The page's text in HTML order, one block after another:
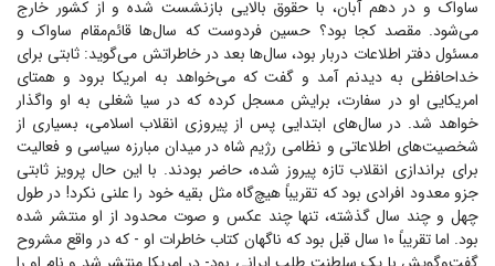
ساواک و در دهم آبان، با حقوق بالایی بازنشست شده و از کشور خارج
می‌شود. مقصد کجا بود؟ حسین فردوست که سال‌ها قائم‌مقام ساواک و
مسئول دفتر اطلاعات دربار بود، سال‌ها بعد در خاطراتش می‌گوید: ثابتی برای
خداحافظی به دیدنم آمد و گفت که می‌خواهد به امریکا برود و همتای
امریکایی او در سفارت، برایش مسجل کرده که در سیا شغلی به او واگذار
خواهد شد. در سال‌های ابتدایی پس از پیروزی انقلاب اسلامی، بسیاری از
شخصیت‌های اطلاعاتی و نظامی رژیم شاه در میدان مبارزه سیاسی و فعالیت
برای براندازی انقلاب تازه پیروز شده، حاضر بودند. با این حال پرویز ثابتی
جزو معدود افرادی بود که تقریباً هیچ‌گاه مثل بقیه خود را علنی نکرد! در طول
چهل و چند سال گذشته، تنها چند عکس و صوت محدود از او منتشر شده
بود. اما تقریباً ۱۰ سال قبل بود که ناگهان کتاب خاطرات او - که در واقع مشروح